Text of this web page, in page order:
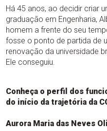
Há 45 anos, ao decidir criar
graduação em Engenharia,
homem a frente do seu
fosse o ponto de partida de
renovação da universidade
Ele conseguiu.
Conheça o perfil dos
do início da trajetória da
Aurora Maria das Neves